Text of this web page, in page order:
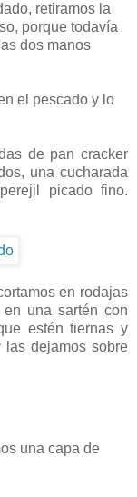
retiramos la
porque todavía
dos manos
el pescado y lo
de pan cracker
una cucharada
picado fino.
en rodajas
una sartén con
estén tiernas y
las dejamos sobre
una capa de